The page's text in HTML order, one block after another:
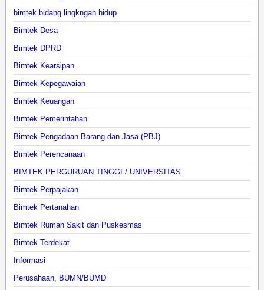
bimtek bidang lingkngan hidup
Bimtek Desa
Bimtek DPRD
Bimtek Kearsipan
Bimtek Kepegawaian
Bimtek Keuangan
Bimtek Pemerintahan
Bimtek Pengadaan Barang dan Jasa (PBJ)
Bimtek Perencanaan
BIMTEK PERGURUAN TINGGI / UNIVERSITAS
Bimtek Perpajakan
Bimtek Pertanahan
Bimtek Rumah Sakit dan Puskesmas
Bimtek Terdekat
Informasi
Perusahaan, BUMN/BUMD